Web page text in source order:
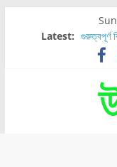
Latest: গুরুত্বপূর্ণ
শরীরের
নাসাল
রোগীর
পার্সিমন